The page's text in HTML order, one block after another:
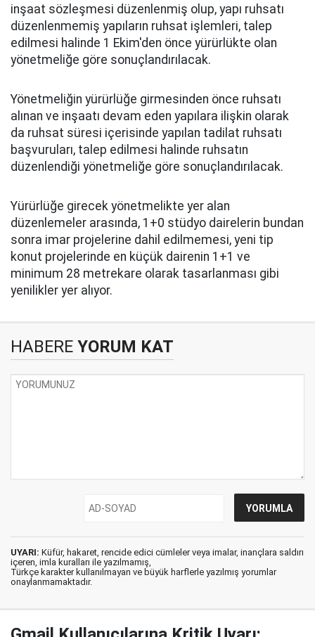
inşaat sözleşmesi düzenlenmiş olup, yapı ruhsatı
düzenlenmemiş yapıların ruhsat işlemleri, talep
edilmesi halinde 1 Ekim'den önce yürürlükte olan
yönetmeliğe göre sonuçlandırılacak.
Yönetmeliğin yürürlüğe girmesinden önce ruhsatı
alınan ve inşaatı devam eden yapılara ilişkin olarak
da ruhsat süresi içerisinde yapılan tadilat ruhsatı
başvuruları, talep edilmesi halinde ruhsatın
düzenlendiği yönetmeliğe göre sonuçlandırılacak.
Yürürlüğe girecek yönetmelikte yer alan
düzenlemeler arasında, 1+0 stüdyo dairelerin bundan
sonra imar projelerine dahil edilmemesi, yeni tip
konut projelerinde en küçük dairenin 1+1 ve
minimum 28 metrekare olarak tasarlanması gibi
yenilikler yer alıyor.
HABERE YORUM KAT
UYARI: Küfür, hakaret, rencide edici cümleler veya imalar, inançlara saldırı
içeren, imla kuralları ile yazılmamış,
Türkçe karakter kullanılmayan ve büyük harflerle yazılmış yorumlar
onaylanmamaktadır.